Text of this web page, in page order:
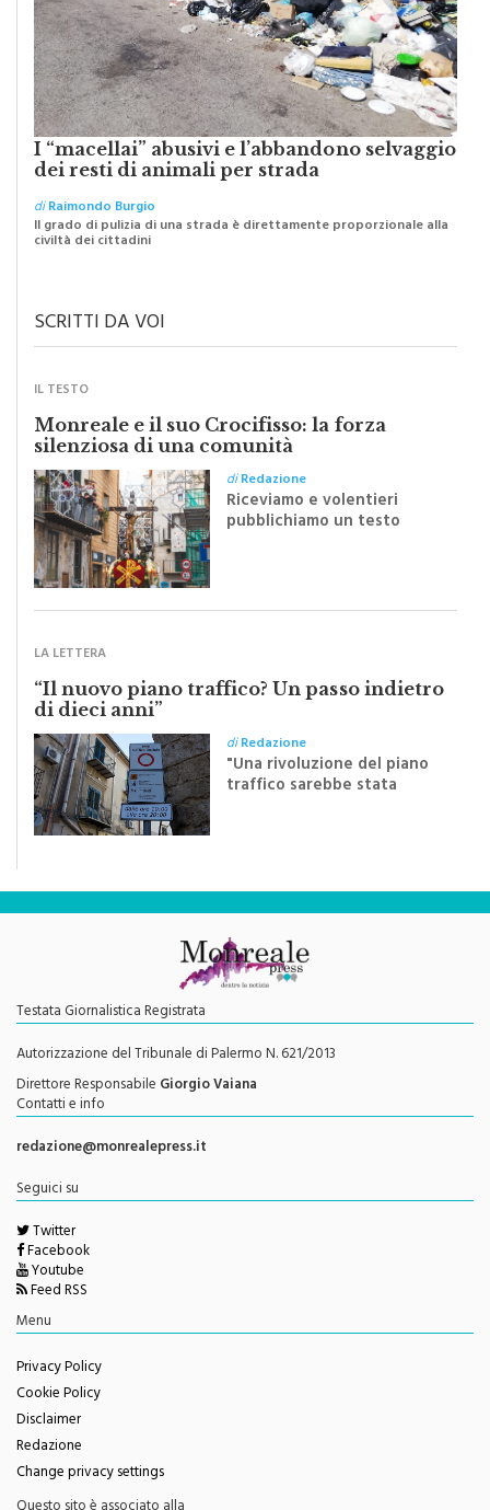
I “macellai” abusivi e l’abbandono selvaggio
dei resti di animali per strada
diRaimondo Burgio
SCRITTI DA VOI
IL TESTO
Monreale e il suo Crocifisso: la forza
silenziosa di una comunità
diRedazione
Riceviamo e volentieri
Sapienza all'indomani della
LA LETTERA
“Il nuovo piano traffico? Un passo indietro
di dieci anni”
diRedazione
"Una rivoluzione del piano
Testata Giornalistica Registrata
Autorizzazione del Tribunale di Palermo N. 621/2013
Direttore ResponsabileGiorgio Vaiana
Contatti e info
redazione@monrealepress.it
Seguici su
Twitter
Facebook
Youtube
Feed RSS
Privacy Policy
Cookie Policy
Disclaimer
Redazione
Change privacy settings